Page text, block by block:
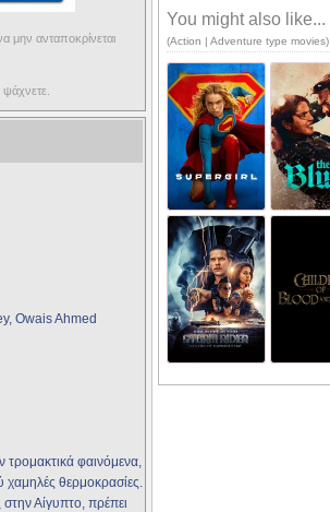
μην ανταποκρίνεται
Owais Ahmed
τρομακτικά φαινόμενα,
χαμηλές θερμοκρασίες.
Αίγυπτο, πρέπει
You might also like...
(Action | Adventure type movies)